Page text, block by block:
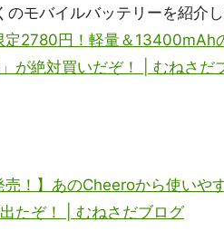
モバイルバッテリーを紹介し
定2780円！軽量＆13400mAh
が絶対買いだぞ！ | むねさだ
売！】あのCheeroから使い
たぞ！ | むねさだブログ